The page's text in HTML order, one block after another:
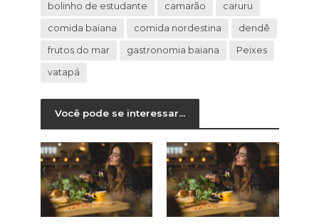
bolinho de estudante camarão caruru
comida baiana comida nordestina dendê
frutos do mar gastronomia baiana Peixes
vatapá
Você pode se interessar...